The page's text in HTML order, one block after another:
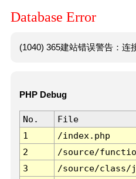
Database Error
(1040) 365建站错误警告：连
PHP Debug
No. File
1
/index.php
2
/source/
3
/source/class/